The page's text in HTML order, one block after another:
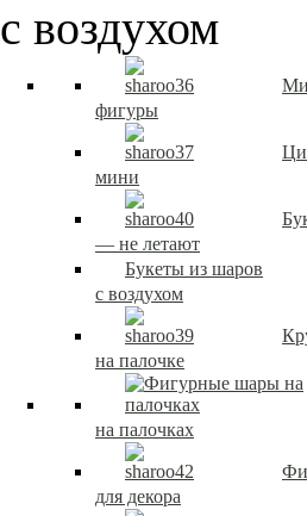
с воздухом
фигуры
мини
— не летают
Букеты из шаров
с воздухом
на палочке
на палочках
для декора